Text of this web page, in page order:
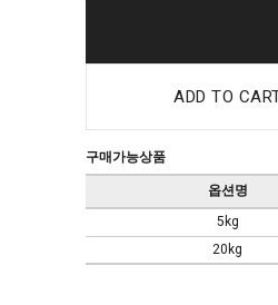
ADD TO
구매가능상품
옵션명
5kg
20kg